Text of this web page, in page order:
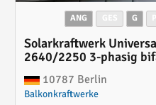
ANG G
Solarkraftwerk
2640/2250 3-phasig
10787 Berlin
Balkonkraftwerke